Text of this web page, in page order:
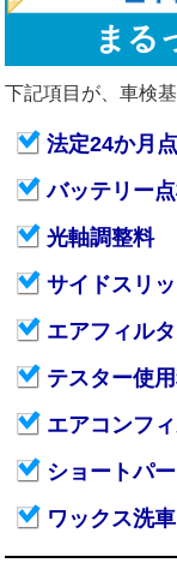
まる
下記項目が、車検
法定24か月
バッテリー
光軸調整料
サイドスリ
エアフィル
テスター使
エアコンフ
ショートパ
ワックス洗車